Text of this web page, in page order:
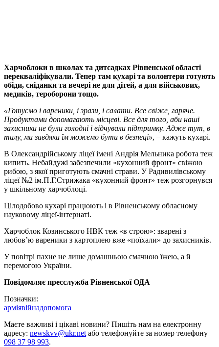
Харчоблоки в школах та дитсадках Рівненської області
перекваліфікували. Тепер там кухарі та волонтери готують
обіди, сніданки та вечері не для дітей, а для військових,
медиків, тероборони тощо.
«Готуємо і вареники, і зрази, і салати. Все свіже, гаряче.
Продуктами допомагають місцеві. Все для того, аби наші
захисники не були голодні і відчували підтримку. Адже тут, в
тилу, ми завдяки їм можемо бути в безпеці», – кажуть кухарі.
В Олександрійському ліцеї імені Андрія Мельника робота теж
кипить. Небайдужі забезпечили «кухонний фронт» свіжою
рибою, з якої приготують смачні страви. У Радивилівському
ліцеї №2 ім.П.Г.Стрижака «кухонний фронт» теж розгорнувся
у шкільному харчоблоці.
Цілодобово кухарі працюють і в Рівненському обласному
науковому ліцеї-інтернаті.
Харчоблок Козинського НВК теж «в строю»: зварені з
любов’ю вареники з картоплею вже «поїхали» до захисників.
У повітрі пахне не лише домашньою смачною їжею, а й
перемогою України.
Повідомляє пресслужба Рівненської ОДА
Позначки:
арміявійнадопомога
Маєте важливі і цікаві новини? Пишіть нам на електронну
адресу: newskvv@ukr.netабо телефонуйте за номер телефону
098 37 98 993.